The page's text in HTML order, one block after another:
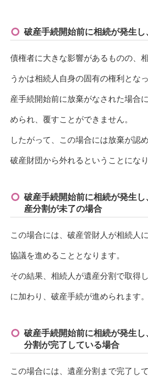
破産手続開始前に相続が発生
債権者に大きな影響があるものの、
うかは相続人自身の固有の権利とな
産手続開始前に放棄がなされた場合
められ、覆すことができません。
したがって、この場合には放棄が認
破産財団から外れるということになり
破産手続開始前に相続が発生
産分割が未了の場合
この場合には、破産管財人が相続人
協議を進めることとなります。
その結果、相続人が遺産分割で取得
に加わり、破産手続が進められます。
破産手続開始前に相続が発生
分割が完了している場合
この場合には、遺産分割まで完了し